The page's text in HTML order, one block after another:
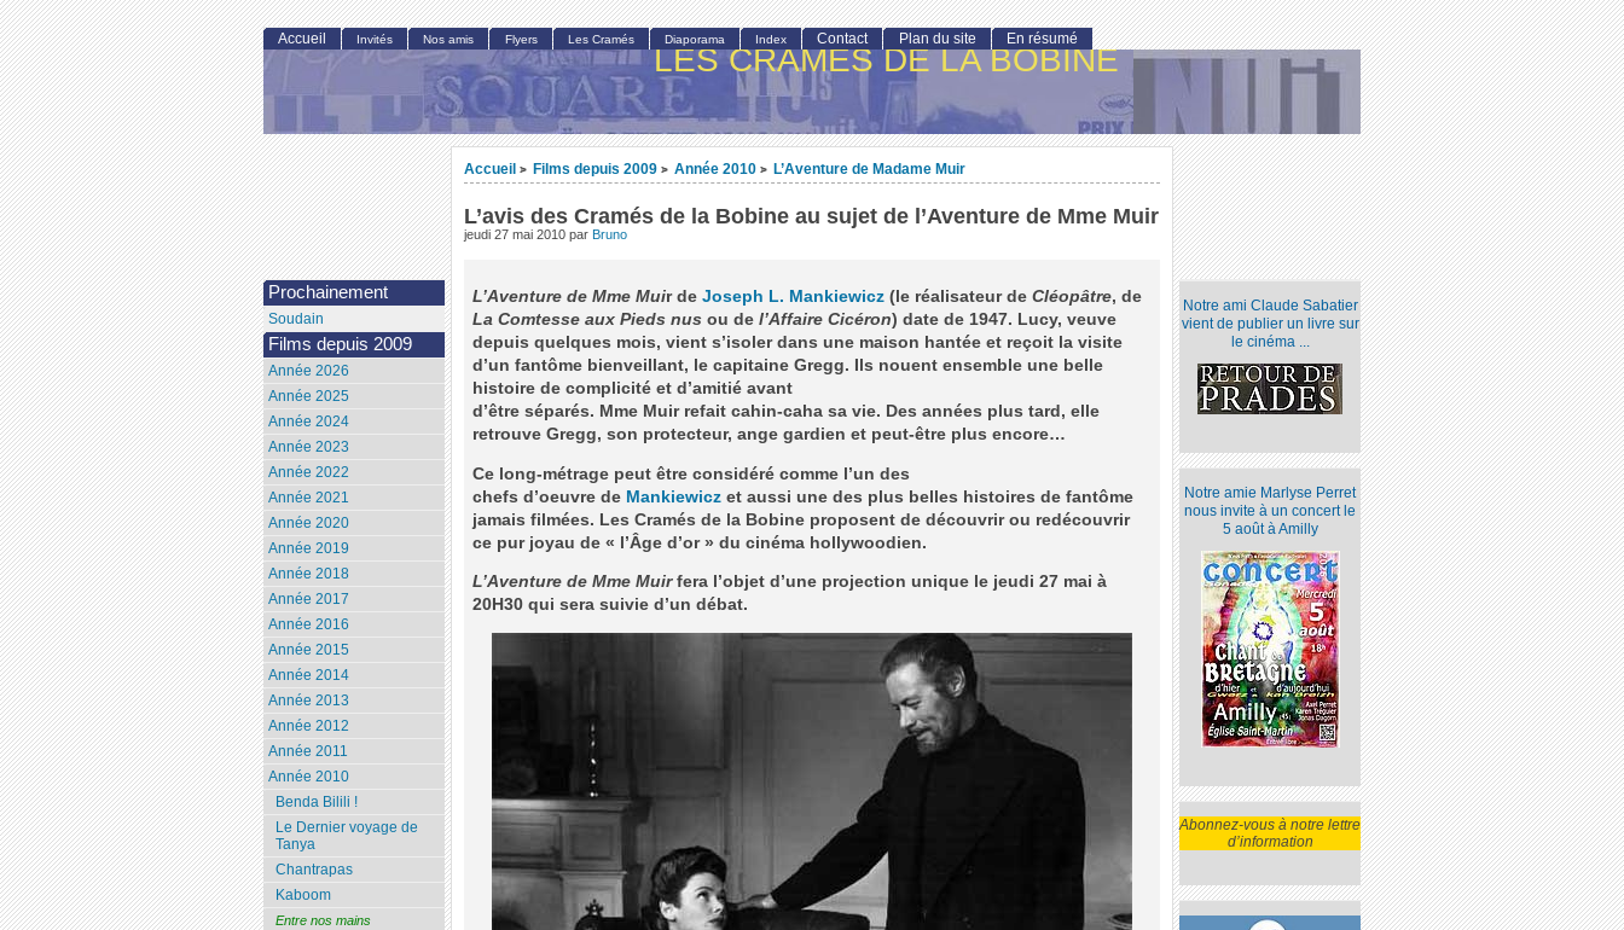
LES CRAMÉS DE LA BOBINE
Accueil > Films depuis 2009 > Année 2010 > L’Aventure de Madame Muir
L’avis des Cramés de la Bobine au sujet de l’Aventure de Mme Muir
jeudi 27 mai 2010 par Bruno
L’Aventure de Mme Muir de Joseph L. Mankiewicz(le réalisateur de Cléopâtre, de
La Comtesse aux Pieds nusou de l’Affaire Cicéron) date de 1947. Lucy, veuve
depuis quelques mois, vient s’isoler dans une maison hantée et reçoit la visite
d’un fantôme bienveillant, le capitaine Gregg. Ils nouent ensemble une belle
histoire de complicité et d’amitié avant
d’être séparés. Mme Muir refait cahin-caha sa vie. Des années plus tard, elle
retrouve Gregg, son protecteur, ange gardien et peut-être plus encore…
Ce long-métrage peut être considéré comme l’un des
chefs d’oeuvre de Mankiewiczet aussi une des plus belles histoires de fantôme
jamais filmées. Les Cramés de la Bobine proposent de découvrir ou redécouvrir
ce pur joyau de « l’Âge d’or » du cinéma hollywoodien.
L’Aventure de Mme Muirfera l’objet d’une projection unique le jeudi 27 mai à
20H30 qui sera suivie d’un débat.
Notre ami Claude Sabatier
vient de publier un livre sur
le cinéma ...
Notre amie Marlyse Perret
nous invite à un concert le
5 août à Amilly
Abonnez-vous à notre lettre
d’information
Accueil Invités Nos amis Flyers Les Cramés Diaporama Index Contact Plan du site En résumé
Prochainement
Soudain
Films depuis 2009
Année 2026
Année 2025
Année 2024
Année 2023
Année 2022
Année 2021
Année 2020
Année 2019
Année 2018
Année 2017
Année 2016
Année 2015
Année 2014
Année 2013
Année 2012
Année 2011
Année 2010
Benda Bilili !
Le Dernier voyage de
Tanya
Chantrapas
Kaboom
Entre nos mains